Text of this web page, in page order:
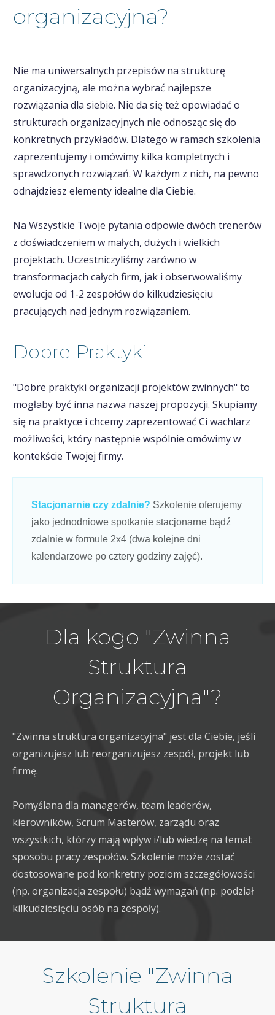
organizacyjna?
Nie ma uniwersalnych przepisów na strukturę
organizacyjną, ale można wybrać najlepsze
rozwiązania dla siebie. Nie da się też opowiadać o
strukturach organizacyjnych nie odnosząc się do
konkretnych przykładów. Dlatego w ramach szkolenia
zaprezentujemy i omówimy kilka kompletnych i
sprawdzonych rozwiązań. W każdym z nich, na pewno
odnajdziesz elementy idealne dla Ciebie.
Na Wszystkie Twoje pytania odpowie dwóch trenerów
z doświadczeniem w małych, dużych i wielkich
projektach. Uczestniczyliśmy zarówno w
transformacjach całych firm, jak i obserwowaliśmy
ewolucje od 1-2 zespołów do kilkudziesięciu
pracujących nad jednym rozwiązaniem.
Dobre Praktyki
"Dobre praktyki organizacji projektów zwinnych" to
mogłaby być inna nazwa naszej propozycji. Skupiamy
się na praktyce i chcemy zaprezentować Ci wachlarz
możliwości, który następnie wspólnie omówimy w
kontekście Twojej firmy.
Stacjonarnie czy zdalnie? Szkolenie oferujemy
jako jednodniowe spotkanie stacjonarne bądź
zdalnie w formule 2x4 (dwa kolejne dni
kalendarzowe po cztery godziny zajęć).
Dla kogo "Zwinna
Struktura
Organizacyjna"?
"Zwinna struktura organizacyjna" jest dla Ciebie, jeśli
organizujesz lub reorganizujesz zespół, projekt lub
firmę.
Pomyślana dla managerów, team leaderów,
kierowników, Scrum Masterów, zarządu oraz
wszystkich, którzy mają wpływ i/lub wiedzę na temat
sposobu pracy zespołów. Szkolenie może zostać
dostosowane pod konkretny poziom szczegółowości
(np. organizacja zespołu) bądź wymagań (np. podział
kilkudziesięciu osób na zespoły).
Szkolenie "Zwinna
Struktura